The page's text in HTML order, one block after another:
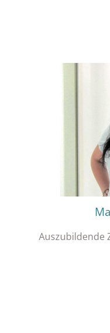
Auszubildende